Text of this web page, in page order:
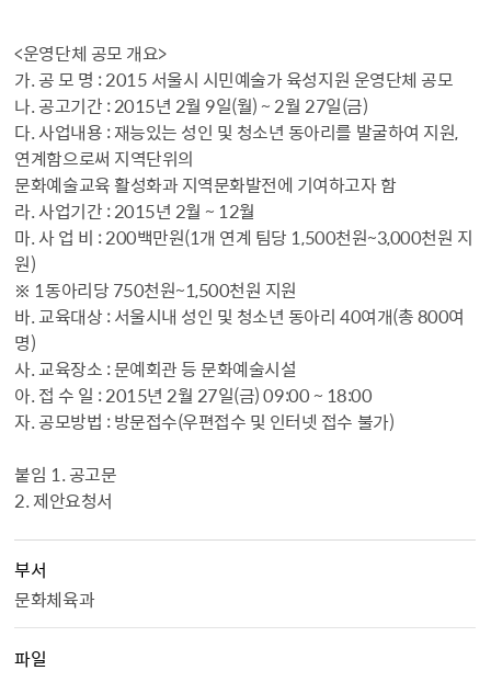
<운영단체 공모 개요>
가. 공 모 명 : 2015 서울시 시민예술가 육성지원 운영단체 공모
나. 공고기간 : 2015년 2월 9일(월) ~ 2월 27일(금)
다. 사업내용 : 재능있는 성인 및 청소년 동아리를 발굴하여 지원,
연계함으로써 지역단위의
문화예술교육 활성화과 지역문화발전에 기여하고자 함
라. 사업기간 : 2015년 2월 ~ 12월
마. 사 업 비 : 200백만원(1개 연계 팀당 1,500천원~3,000천원 지
원)
※ 1동아리당 750천원~1,500천원 지원
바. 교육대상 : 서울시내 성인 및 청소년 동아리 40여개(총 800여
명)
사. 교육장소 : 문예회관 등 문화예술시설
아. 접 수 일 : 2015년 2월 27일(금) 09:00 ~ 18:00
자. 공모방법 : 방문접수(우편접수 및 인터넷 접수 불가)
붙임 1. 공고문
2. 제안요청서
부서
문화체육과
파일